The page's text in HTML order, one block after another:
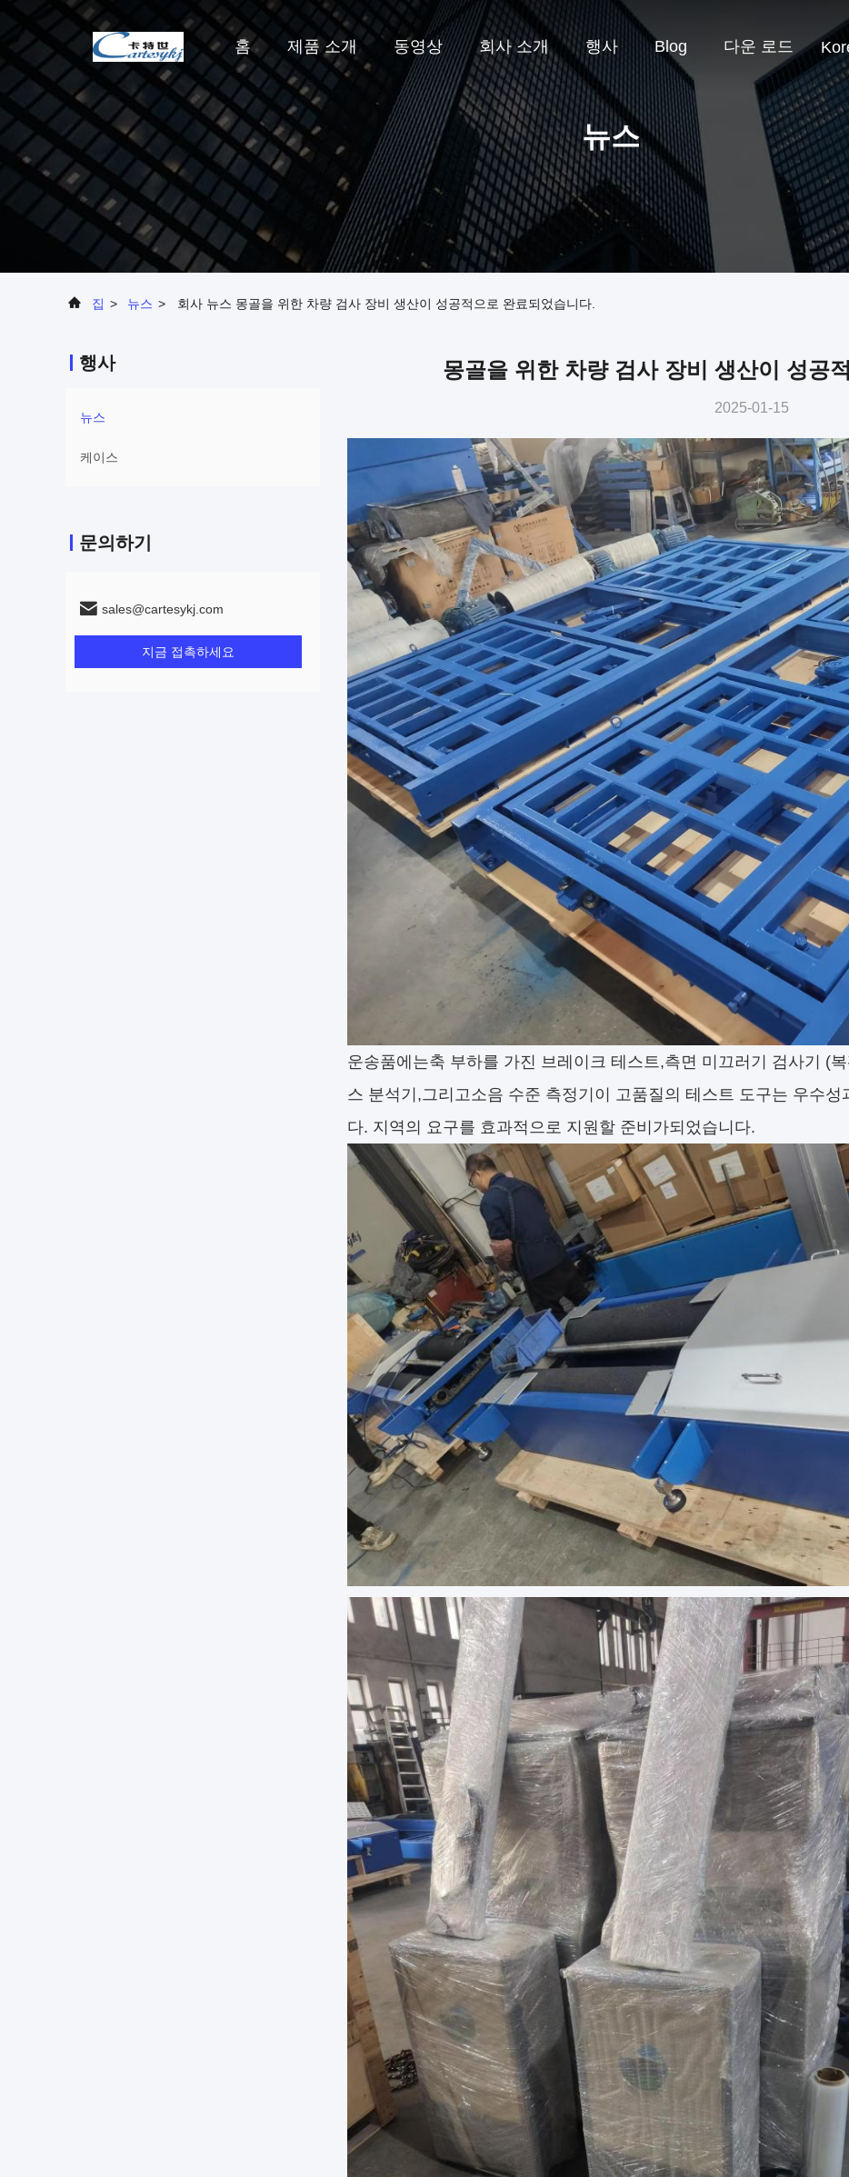
홈 제품 소개 동영상 회사 소개 행사 Blog 다운 로드
뉴스
집 > 뉴스 > 회사 뉴스 몽골을 위한 차량 검사 장비 생산이 성공적으로 완료되었습니다.
행사
뉴스
케이스
문의하기
sales@cartesykj.com
지금 접촉하세요
몽골을 위한 차량 검사 장비 생산이 성공
2025-01-15
운송품에는축 부하를 가진 브레이크 테스트 ,측면 미끄러기 검사기 (
스 분석기, 그리고 소음 수준 측정기 이 고품질의 테스트 도구는 우수
다. 지역의 요구를 효과적으로 지원할 준비가되었습니다.